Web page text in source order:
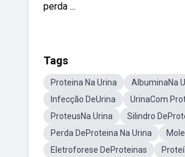
perda ...
Tags
Proteina Na Urina AlbuminaNa
Infecção DeUrina
UrinaCom
ProteusNa Urina
Silindro
Perda DeProteina Na Urina
Eletroforese DeProteinas